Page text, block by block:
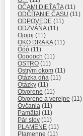
OČAMI DIEŤAŤA(11)
ODČÍTANIE ČASU (11)
ODPOVEDE (11)
ODZVÁŇA(11)
Ojojoj (11)
OKO DRAKA(11)
Óóó (11)
Oooooch (11)
OSTRO (11)
Ostrým okom (11)
Otázka dňa (11)
Otázky (11)
Otvorene (11)
Otvorene a verejne (11)
Ovčania (11)
Pamätaj (11)
Pár slov (11)
PLAMENE (11)
Plamenne (11)